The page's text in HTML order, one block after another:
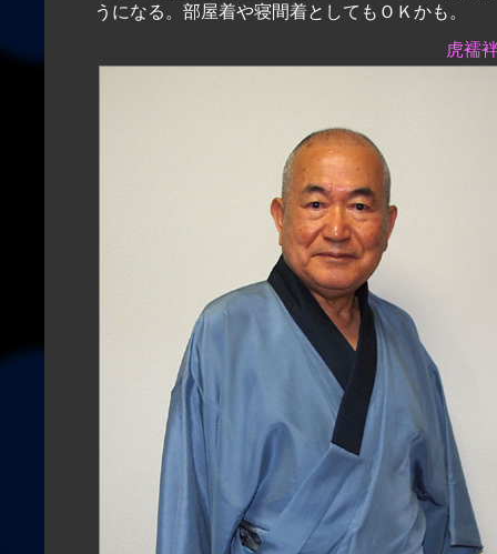
うになる。部屋着や寝間着としてもＯＫかも。
虎襦